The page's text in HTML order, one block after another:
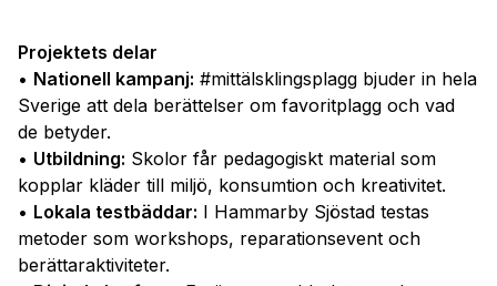
Projektets delar
• Nationell kampanj: #mittälsklingsplagg bjuder in hela
Sverige att dela berättelser om favoritplagg och vad
de betyder.
• Utbildning: Skolor får pedagogiskt material som
kopplar kläder till miljö, konsumtion och kreativitet.
• Lokala testbäddar: I Hammarby Sjöstad testas
metoder som workshops, reparationsevent och
berättaraktiviteter.